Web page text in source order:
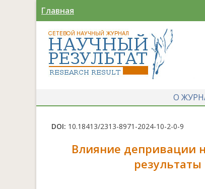
Главная
О
DOI: 10.18413/2313-8971-2024-10-2-0-9
Влияние депривации